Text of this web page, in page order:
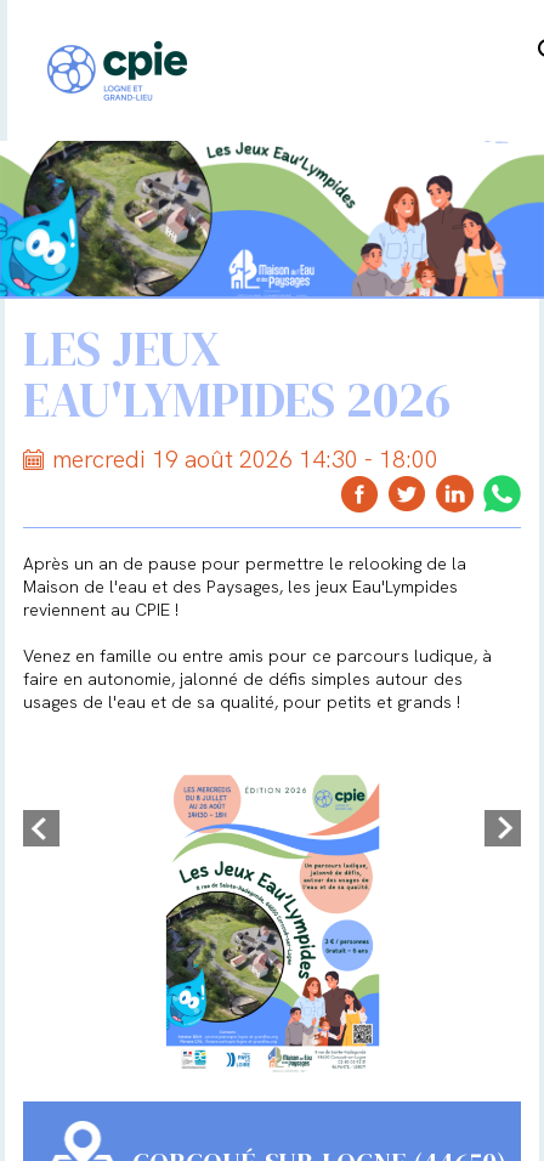
LES JEUX
EAU'LYMPIDES 2026
mercredi 19 août 2026 14:30 - 18:00
Après un an de pause pour permettre le relooking de la
Maison de l'eau et des Paysages, les jeux Eau'Lympides
reviennent au CPIE !
Venez en famille ou entre amis pour ce parcours ludique, à
faire en autonomie, jalonné de défis simples autour des
usages de l'eau et de sa qualité, pour petits et grands !